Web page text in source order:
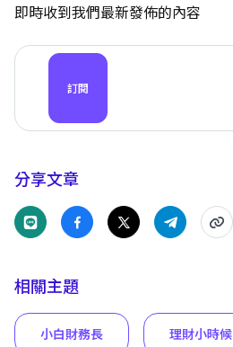
即時收到我們最新發佈的內容
訂閱
分享文章
相關主題
小白財務長 理財小時候